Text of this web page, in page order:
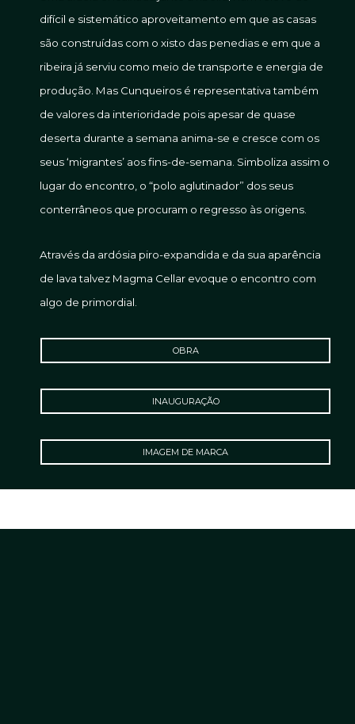
difícil e sistemático aproveitamento em que as casas
são construídas com o xisto das penedias e em que a
ribeira já serviu como meio de transporte e energia de
produção. Mas Cunqueiros é representativa também
de valores da interioridade pois apesar de quase
deserta durante a semana anima-se e cresce com os
seus ‘migrantes’ aos fins-de-semana. Simboliza assim o
lugar do encontro, o “polo aglutinador” dos seus
conterrâneos que procuram o regresso às origens.
Através da ardósia piro-expandida e da sua aparência
de lava talvez Magma Cellar evoque o encontro com
algo de primordial.
OBRA
INAUGURAÇÃO
IMAGEM DE MARCA